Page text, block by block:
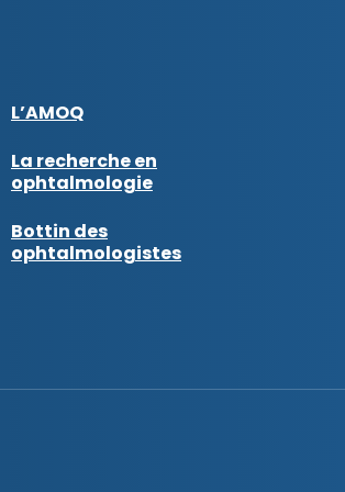
L’AMOQ
La recherche en
ophtalmologie
Bottin des
ophtalmologistes